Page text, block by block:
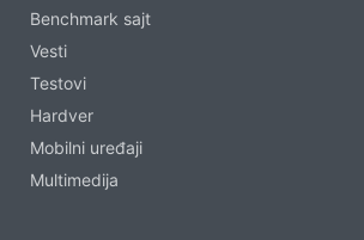
Benchmark sajt
Vesti
Testovi
Hardver
Mobilni uređaji
Multimedija